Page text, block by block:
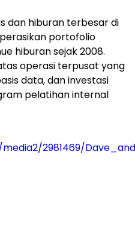
dan hiburan terbesar di
portofolio
hiburan sejak 2008.
operasi terpusat yang
data, dan investasi
pelatihan internal
2981469/